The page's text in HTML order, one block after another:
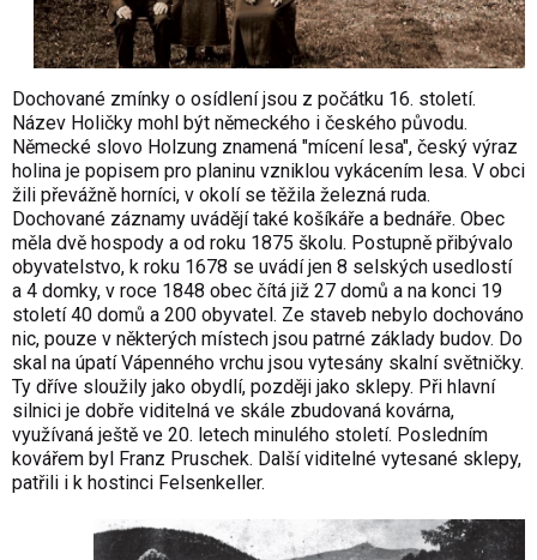
Dochované zmínky o osídlení jsou z počátku 16. století.
Název Holičky mohl být německého i českého původu.
Německé slovo Holzung znamená "mícení lesa", český výraz
holina je popisem pro planinu vzniklou vykácením lesa. V obci
žili převážně horníci, v okolí se těžila železná ruda.
Dochované záznamy uvádějí také košíkáře a bednáře. Obec
měla dvě hospody a od roku 1875 školu. Postupně přibývalo
obyvatelstvo, k roku 1678 se uvádí jen 8 selských usedlostí
a 4 domky, v roce 1848 obec čítá již 27 domů a na konci 19
století 40 domů a 200 obyvatel. Ze staveb nebylo dochováno
nic, pouze v některých místech jsou patrné základy budov. Do
skal na úpatí Vápenného vrchu jsou vytesány skalní světničky.
Ty dříve sloužily jako obydlí, později jako sklepy. Při hlavní
silnici je dobře viditelná ve skále zbudovaná kovárna,
využívaná ještě ve 20. letech minulého století. Posledním
kovářem byl Franz Pruschek. Další viditelné vytesané sklepy,
patřili i k hostinci Felsenkeller.